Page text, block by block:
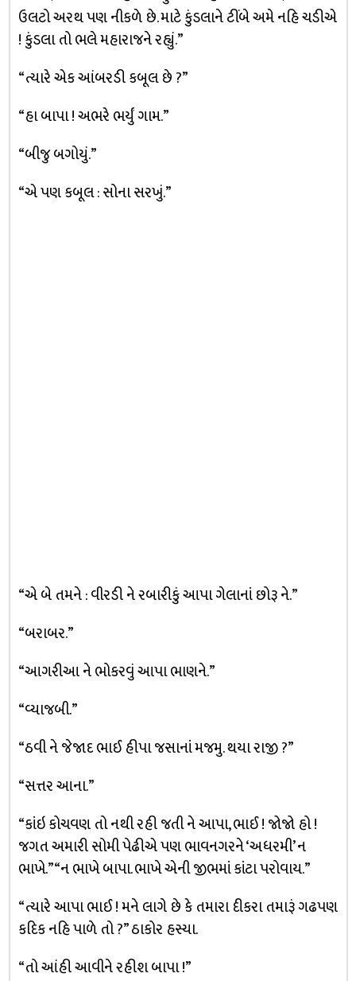
ઉલટો અરથ પણ નીકળે છે. માટે કુંડલાને ટીંબે અમે નહિ ચડીએ
! કુંડલા તો ભલે મહારાજને રહ્યું.”
“ત્યારે એક આંબરડી કબૂલ છે ?”
“હા બાપા ! અભરે ભર્યું ગામ.”
“બીજુ બગોયું.”
“એ પણ કબૂલ : સોના સરખું.”
“એ બે તમને : વીરડી ને રબારીકું આપા ગેલાનાં છોરૂ ને.”
“બરાબર.”
“આગરીઆ ને ભોકરવું આપા ભાણને.”
“વ્યાજબી.”
“ઠવી ને જેજાદ ભાઈ હીપા જસાનાં મજમુ. થયા રાજી ?”
“સત્તર આના.”
“કાંઇ કોચવણ તો નથી રહી જતી ને આપા, ભાઈ ! જોજો હો !
જગત અમારી સોમી પેઢીએ પણ ભાવનગરને ‘અધરમી’ ન
ભાખે.” “ન ભાખે બાપા. ભાખે એની જીભમાં કાંટા પરોવાય.”
“ત્યારે આપા ભાઈ ! મને લાગે છે કે તમારા દીકરા તમારૂં ગઢપણ
કદિક નહિ પાળે તો ?” ઠાકોર હસ્યા.
“તો આંહી આવીને રહીશ બાપા !”